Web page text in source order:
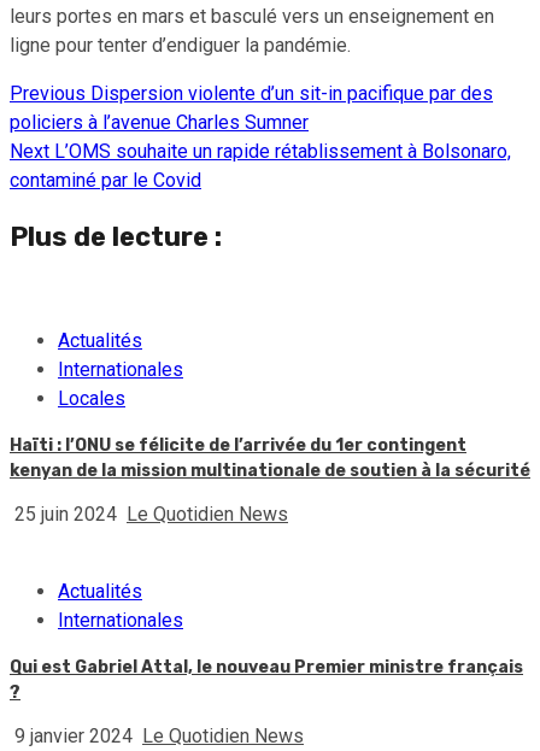
leurs portes en mars et basculé vers un enseignement en
ligne pour tenter d’endiguer la pandémie.
Continue
Reading
Previous Dispersion violente d’un sit-in pacifique par des
policiers à l’avenue Charles Sumner
Next L’OMS souhaite un rapide rétablissement à Bolsonaro,
contaminé par le Covid
Plus de lecture :
Actualités
Internationales
Locales
Haïti : l’ONU se félicite de l’arrivée du 1er contingent
kenyan de la mission multinationale de soutien à la sécurité
25 juin 2024 Le Quotidien News
Actualités
Internationales
Qui est Gabriel Attal, le nouveau Premier ministre français
?
9 janvier 2024 Le Quotidien News